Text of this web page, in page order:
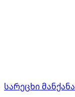
სარეცხი მანქანა